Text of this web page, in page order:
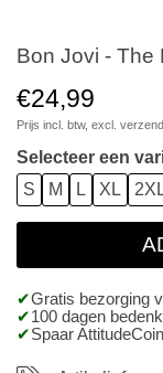
Bon Jovi - The
€24,99
Prijs incl. btw, excl.
Selecteer een
S
M L XL
Gratis bezorging
100 dagen
Spaar